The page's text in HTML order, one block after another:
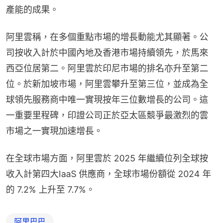
產能的成果。
阿里雲稱，在多個重點市場的增長動能尤其顯著。公
司按收入計於中國內地及香港市場持續領先，於馬來
西亞位居第二。阿里雲於印尼市場的排名亦升至第二
位。於新加坡市場，阿里雲攀升至第三位，並成為全
球領先服務商中唯一實現按年三位數增長的公司。這
一重要里程碑，印證公司正於亞太區競爭最激烈的雲
市場之一實現加速增長。
在全球市場方面，阿里雲於 2025 年繼續位列全球按
收入計第四大IaaS 供應商，全球市場份額從 2024 年
的 7.2% 上升至 7.7%。